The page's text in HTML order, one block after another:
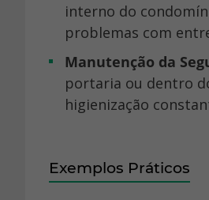
interno do
problemas com
Manutenção da
portaria ou dentro
higienização
Exemplos Práticos